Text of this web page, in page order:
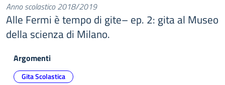
Anno scolastico 2018/2019
Alle Fermi è tempo di gite– ep. 2: gita al Museo
della scienza di Milano.
Argomenti
Gita Scolastica